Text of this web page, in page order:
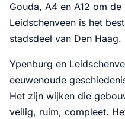
Gouda, A4 en A12 om
Leidschenveen is het
stadsdeel van Den Haag.
Ypenburg en
eeuwenoude
Het zijn wijken die
veilig, ruim, compleet.